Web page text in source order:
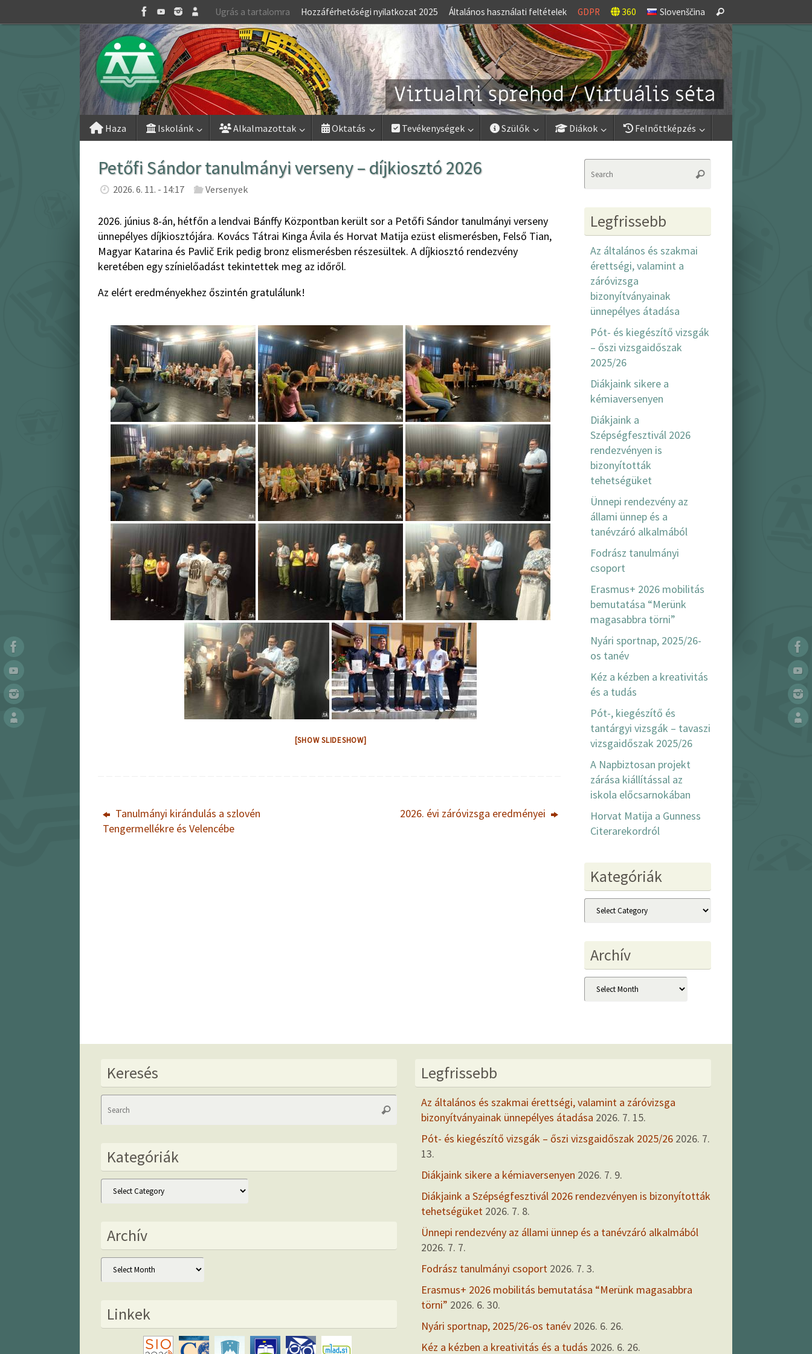
to
Ugrás a tartalomra Hozzáférhetőségi nyilatkozat 2025 Általános használati feltételek GDPR 360 Slovenščina
for:
Search
Skip
Haza Iskolánk Alkalmazottak Oktatás Tevékenységek Szülők Diákok Felnőttképzés
Petőfi Sándor tanulmányi verseny – díjkiosztó 2026
2026. 6. 11. - 14:17 Versenyek
2026. június 8-án, hétfőn a lendvai Bánffy Központban került sor a Petőfi Sándor tanulmányi verseny
ünnepélyes díjkiosztójára. Kovács Tátrai Kinga Ávila és Horvat Matija ezüst elismerésben, Felső Tian,
Magyar Katarina és Pavlič Erik pedig bronz elismerésben részesültek. A díjkiosztó rendezvény
keretében egy színielőadást tekintettek meg az időről.
Az elért eredményekhez őszintén gratulálunk!
[SHOW SLIDESHOW]
Tanulmányi kirándulás a szlovén
Tengermellékre és Velencébe
2026. évi záróvizsga eredményei
Search
Legfrissebb
Az általános és szakmai
érettségi, valamint a
záróvizsga
bizonyítványainak
ünnepélyes átadása
Pót- és kiegészítő vizsgák
– őszi vizsgaidőszak
2025/26
Diákjaink sikere a
kémiaversenyen
Diákjaink a
Szépségfesztivál 2026
rendezvényen is
bizonyították
tehetségüket
Ünnepi rendezvény az
állami ünnep és a
tanévzáró alkalmából
Fodrász tanulmányi
csoport
Erasmus+ 2026 mobilitás
bemutatása “Merünk
magasabbra törni”
Nyári sportnap, 2025/26-
os tanév
Kéz a kézben a kreativitás
és a tudás
Pót-, kiegészítő és
tantárgyi vizsgák – tavaszi
vizsgaidőszak 2025/26
A Napbiztosan projekt
zárása kiállítással az
iskola előcsarnokában
Horvat Matija a Gunness
Citerarekordról
Kategóriák
Kategóriák
Archív
Archív
Keresés
Search
Search
Kategóriák
Kategóriák
Archív
Archív
Linkek
Legfrissebb
Az általános és szakmai érettségi, valamint a záróvizsga
bizonyítványainak ünnepélyes átadása 2026. 7. 15.
Pót- és kiegészítő vizsgák – őszi vizsgaidőszak 2025/26 2026. 7.
13.
Diákjaink sikere a kémiaversenyen 2026. 7. 9.
Diákjaink a Szépségfesztivál 2026 rendezvényen is bizonyították
tehetségüket 2026. 7. 8.
Ünnepi rendezvény az állami ünnep és a tanévzáró alkalmából
2026. 7. 7.
Fodrász tanulmányi csoport 2026. 7. 3.
Erasmus+ 2026 mobilitás bemutatása “Merünk magasabbra
törni” 2026. 6. 30.
Nyári sportnap, 2025/26-os tanév 2026. 6. 26.
Kéz a kézben a kreativitás és a tudás 2026. 6. 26.